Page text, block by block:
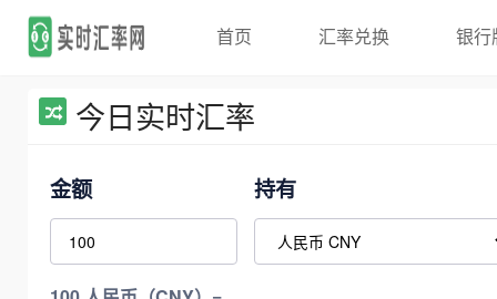
首页 汇率兑换 银行
今日实时汇率
金额 持有